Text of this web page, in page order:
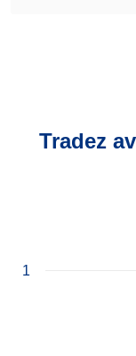
Tradez
1